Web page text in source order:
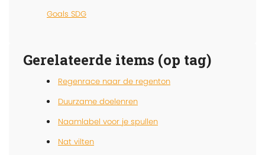
Goals SDG
Gerelateerde items (op tag)
Regenrace naar de regenton
Duurzame doelenren
Naamlabel voor je spullen
Nat vilten